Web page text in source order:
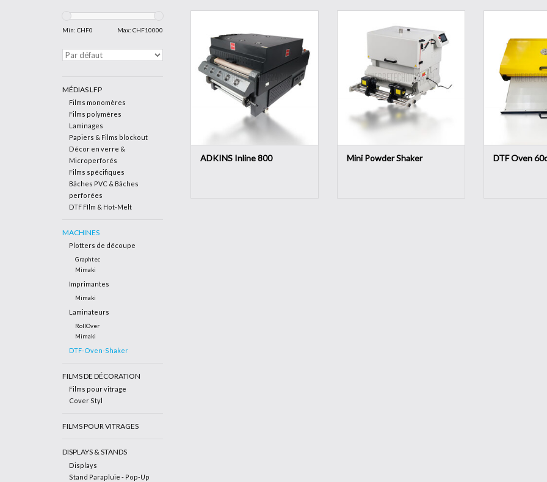
Min: CHF0 Max: CHF10000
MÉDIAS LFP
Films monomères
Films polymères
Laminages
Papiers & Films blockout
Décor en verre &
Microperforés
Films spécifiques
Bâches PVC & Bâches
perforées
DTF FIlm & Hot-Melt
MACHINES
Plotters de découpe
Graphtec
Mimaki
Imprimantes
Mimaki
Laminateurs
RollOver
Mimaki
DTF-Oven-Shaker
FILMS DE DÉCORATION
Films pour vitrage
Cover Styl
FILMS POUR VITRAGES
DISPLAYS & STANDS
Displays
Stand Parapluie - Pop-Up
solution parfaite pour la production
de DTF de rouleau à rouleau à haut
volume. Avec sa grande capacité de
800 mm de large, sa faible
consommation électrique, sa
facilité d'utilisation et se
AJOUTER AU PANIER
ADKINS Inline 800
charge de répartir et de faire
fondre uniformément la quantité
d'adhésif nécessaire directement
sur l'image imprimée, ce qui
permet d'économiser du temps,
des efforts et des coûts.
AJOUTER AU PANIER
Mini Powder Shaker DTF Oven